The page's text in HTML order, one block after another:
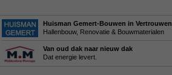
Huisman Gemert-Bouwen in Vertrouwen
Hallenbouw, Renovatie & Bouwmaterialen
Van oud dak naar nieuw dak
Dat energie levert.